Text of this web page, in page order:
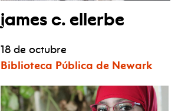
james c. ellerbe
18 de octubre
Biblioteca Pública de Newark